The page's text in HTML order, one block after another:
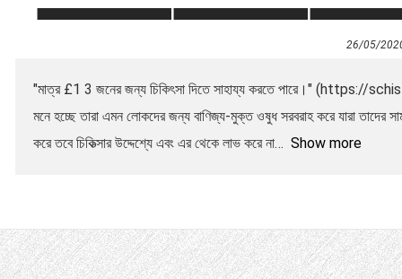
26/05/
"মাত্র £1 3 জনের জন্য চিকিৎসা দিতে সাহায্য করতে পারে।"
মনে হচ্ছে তারা এমন লোকদের জন্য বাণিজ্য-মুক্ত ওষুধ সরবরাহ করে যারা তাদের
করে তবে চিকিত্সার উদ্দেশ্যে এবং এর থেকে লাভ করে না
Show more